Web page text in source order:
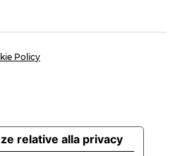
Policy
relative alla privacy